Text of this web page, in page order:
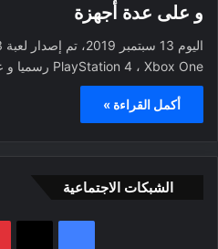
و على عدة أجهزة
PlayStation 4 ، Xbox One رسميا و على…
أكمل القراءة »
الشبكات الاجتماعية